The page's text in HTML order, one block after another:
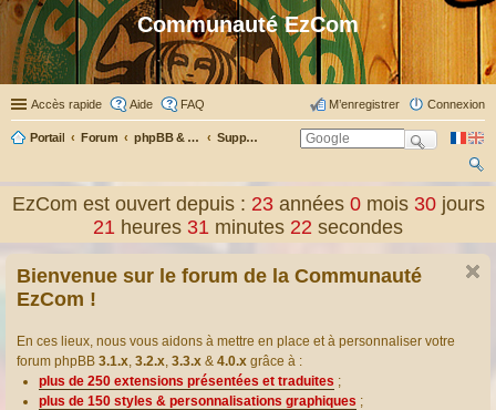
Communauté EzCom
Accès rapide Aide FAQ Connexion
M’enregistrer
Portail Forum phpBB & Co Support pour phpBB
ch
er
EzCom est ouvert depuis : 23 années0 mois30 jours
21 heures 31 minutes 22 secondes
Bienvenue sur le forum de la Communauté
EzCom !
En ces lieux, nous vous aidons à mettre en place et à personnaliser votre
forum phpBB 3.1.x, 3.2.x, 3.3.x & 4.0.x grâce à :
plus de 250 extensions présentées et traduites ;
plus de 150 styles & personnalisations graphiques ;